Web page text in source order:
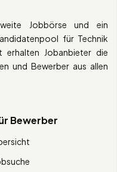
Jobbörse und ein
für Technik
erhalten Jobanbieter die
und Bewerber aus allen
Bewerber